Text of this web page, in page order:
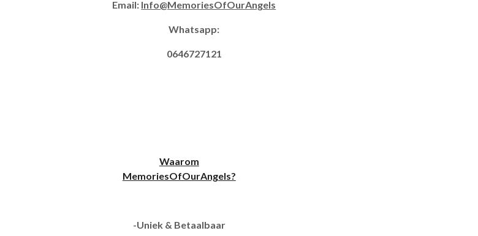
Email: Info@MemoriesOfOurAngels
Whatsapp:
0646727121
Waarom
MemoriesOfOurAngels?
-Uniek & Betaalbaar